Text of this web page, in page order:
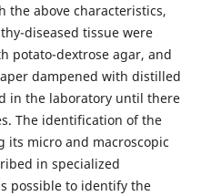
the above characteristics,
diseased tissue were
potato-dextrose agar, and
dampened with distilled
in the laboratory until there
The identification of the
its micro and macroscopic
in specialized
possible to identify the